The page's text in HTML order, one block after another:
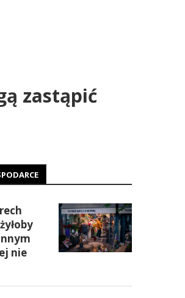
zastąpić
nie